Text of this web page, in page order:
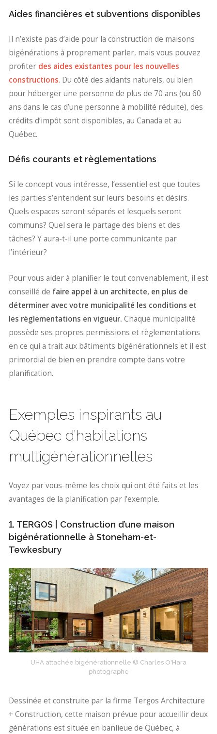
Aides financières et subventions disponibles
Il n’existe pas d’aide pour la construction de maisons
bigénérations à proprement parler, mais vous pouvez
profiter des aides existantes pour les nouvelles
constructions. Du côté des aidants naturels, ou bien
pour héberger une personne de plus de 70 ans (ou 60
ans dans le cas d’une personne à mobilité réduite), des
crédits d’impôt sont disponibles, au Canada et au
Québec.
Défis courants et règlementations
Si le concept vous intéresse, l’essentiel est que toutes
les parties s’entendent sur leurs besoins et désirs.
Quels espaces seront séparés et lesquels seront
communs? Quel sera le partage des biens et des
tâches? Y aura-t-il une porte communicante par
l’intérieur?
Pour vous aider à planifier le tout convenablement, il est
conseillé de faire appel à un architecte, en plus de
déterminer avec votre municipalité les conditions et
les règlementations en vigueur. Chaque municipalité
possède ses propres permissions et règlementations
en ce qui a trait aux bâtiments bigénérationnels et il est
primordial de bien en prendre compte dans votre
planification.
Exemples inspirants au
Québec d’habitations
multigénérationnelles
Voyez par vous-même les choix qui ont été faits et les
avantages de la planification par l’exemple.
1. TERGOS | Construction d’une maison
bigénérationnelle à Stoneham-et-
Tewkesbury
UHA attachée bigénérationnelle © Charles O'Hara
photographe
Dessinée et construite par la firme Tergos Architecture
+ Construction, cette maison prévue pour accueillir deux
générations est située en banlieue de Québec, à